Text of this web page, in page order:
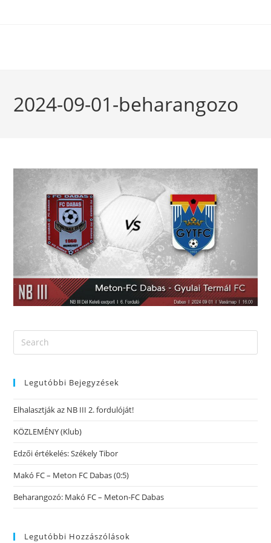
2024-09-01-beharangozo
Legutóbbi Bejegyzések
Elhalasztják az NB III 2. fordulóját!
KÖZLEMÉNY (Klub)
Edzői értékelés: Székely Tibor
Makó FC – Meton FC Dabas (0:5)
Beharangozó: Makó FC – Meton-FC Dabas
Legutóbbi Hozzászólások